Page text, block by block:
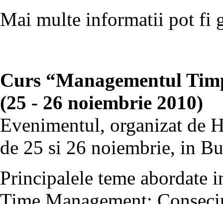
Mai multe informatii pot fi
Curs “Managementul
(25 - 26 noiembrie 2010)
Evenimentul, organizat de
de 25 si 26 noiembrie, in
Principalele teme